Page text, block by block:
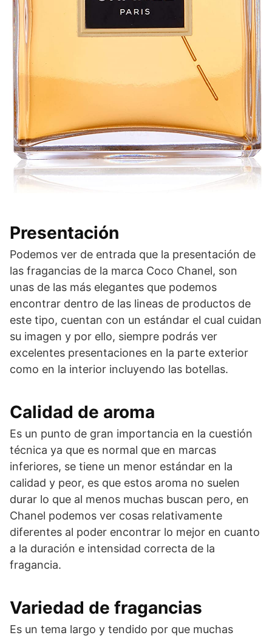
Presentación
Podemos ver de entrada que la presentación de
las fragancias de la marca Coco Chanel, son
unas de las más elegantes que podemos
encontrar dentro de las lineas de productos de
este tipo, cuentan con un estándar el cual cuidan
su imagen y por ello, siempre podrás ver
excelentes presentaciones en la parte exterior
como en la interior incluyendo las botellas.
Calidad de aroma
Es un punto de gran importancia en la cuestión
técnica ya que es normal que en marcas
inferiores, se tiene un menor estándar en la
calidad y peor, es que estos aroma no suelen
durar lo que al menos muchas buscan pero, en
Chanel podemos ver cosas relativamente
diferentes al poder encontrar lo mejor en cuanto
a la duración e intensidad correcta de la
fragancia.
Variedad de fragancias
Es un tema largo y tendido por que muchas